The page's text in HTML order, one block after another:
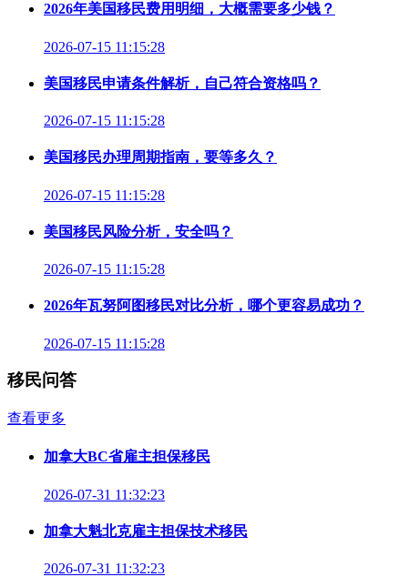
2026年美国移民费用明细，大概需要多少钱？
2026-07-15 11:15:28
美国移民申请条件解析，自己符合资格吗？
2026-07-15 11:15:28
美国移民办理周期指南，要等多久？
2026-07-15 11:15:28
美国移民风险分析，安全吗？
2026-07-15 11:15:28
2026年瓦努阿图移民对比分析，哪个更容易成功？
2026-07-15 11:15:28
移民问答
查看更多
加拿大BC省雇主担保移民
2026-07-31 11:32:23
加拿大魁北克雇主担保技术移民
2026-07-31 11:32:23